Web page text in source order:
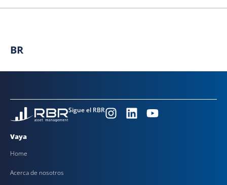
BR
Sigue el RBR
Vaya
Home
Acerca de nosotros